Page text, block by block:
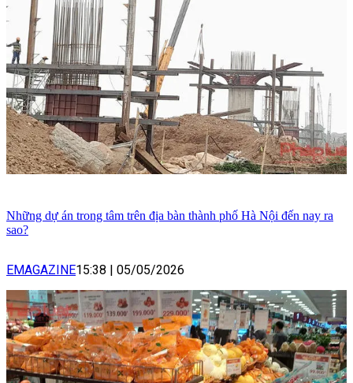
Những dự án trong tâm trên địa bàn thành phố Hà Nội đến nay ra
sao?
EMAGAZINE15:38 | 05/05/2026